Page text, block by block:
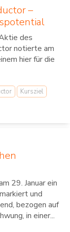
–
des
notierte am
hier für die
Kursziel
29. Januar ein
und
bezogen auf
in einer...